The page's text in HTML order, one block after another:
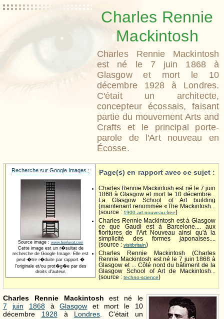
Charles Rennie
Mackintosh
Charles Rennie Mackintosh
est né le 7 juin 1868 à
Glasgow et mort le 10
décembre 1928 à Londres.
C'était un architecte,
concepteur écossais, faisant
partie du mouvement Arts and
Crafts et le principal porte-
parole de l'Art nouveau en
Écosse.
Recherche sur Google Images :
Source image : www.bonluxat.com
Cette image est un r�sultat de
recherche de Google Image. Elle est
peut-�tre r�duite par rapport �
l'originale et/ou prot�g�e par des
droits d'auteur.
Page(s) en rapport avec ce sujet :
Charles Rennie Mackintosh est né le 7 juin
1868 à Glasgow et mort le 10 décembre...
La Glasgow School of Art building
(maintenant renommée «The Mackintosh...
(source : 1900.art.nouveau.free)
Charles Rennie Mackintosh est à Glasgow
ce que Gaudi est à Barcelone.... aux
fioritures de l'Art Nouveau ainsi qu'à la
simplicité des formes japonaises....
(source : visitbritain)
Charles Rennie Mackintosh (Charles
Rennie Mackintosh est né le 7 juin 1868 à
Glasgow et ... Côté nord du bâtiment de la
Glasgow School of Art de Mackintosh...
(source : techno-science)
Charles Rennie Mackintosh est né le
7
juin 1868àGlasgow et mort le 10
décembre 1928à Londres . C'était un